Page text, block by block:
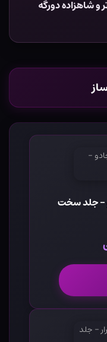
شاهزاده دورگه
- جلد سخت